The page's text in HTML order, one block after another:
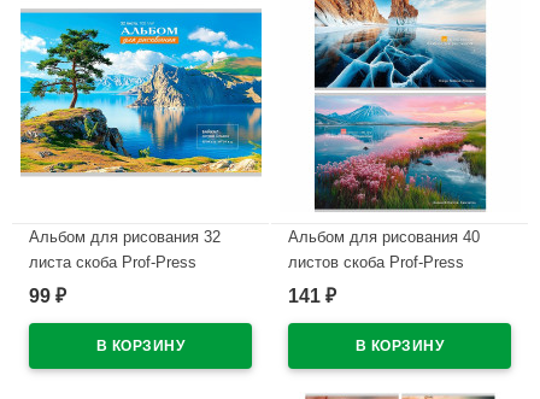
Альбом для рисования 32
листа скоба Prof-Press
Дивные пейзажи арт.32-7287
99 ₽
Альбом для рисования 40
листов скоба Prof-Press
Завораживающие пейзажи
141 ₽